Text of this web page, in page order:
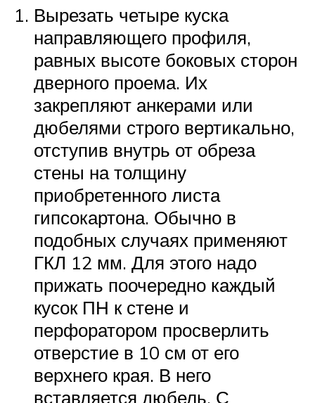
Вырезать четыре куска
направляющего профиля,
равных высоте боковых сторон
дверного проема. Их
закрепляют анкерами или
дюбелями строго вертикально,
отступив внутрь от обреза
стены на толщину
приобретенного листа
гипсокартона. Обычно в
подобных случаях применяют
ГКЛ 12 мм. Для этого надо
прижать поочередно каждый
кусок ПН к стене и
перфоратором просверлить
отверстие в 10 см от его
верхнего края. В него
вставляется дюбель. С